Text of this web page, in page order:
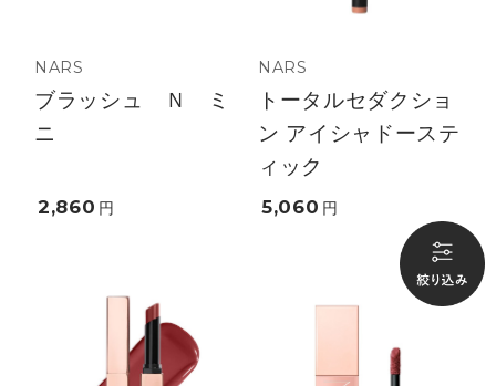
NARS
ブラッシュ Ｎ ミ
ニ
2,860 円
NARS
トータルセダクショ
ン アイシャドーステ
ィック
5,060 円